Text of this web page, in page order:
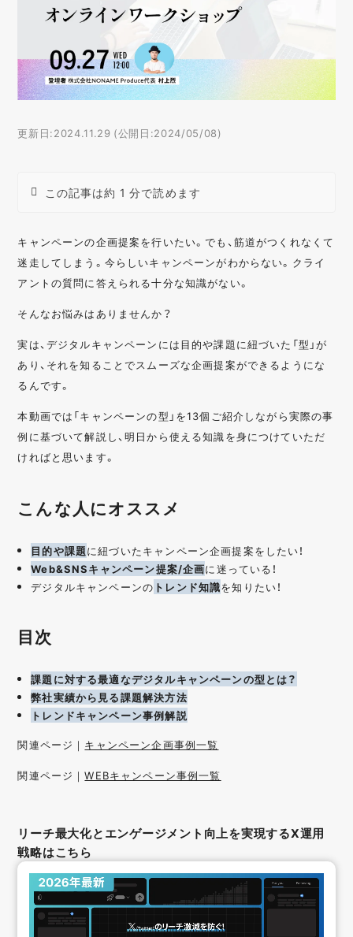
更新日:2024.11.29 (公開日:2024/05/08)
この記事は約 1 分で読めます
キャンペーンの企画提案を行いたい。でも、筋道がつくれなくて
迷走してしまう。今らしいキャンペーンがわからない。クライ
アントの質問に答えられる十分な知識がない。
そんなお悩みはありませんか？
実は、デジタルキャンペーンには目的や課題に紐づいた「型」が
あり、それを知ることでスムーズな企画提案ができるようにな
るんです。
本動画では「キャンペーンの型」を13個ご紹介しながら実際の事
例に基づいて解説し、明日から使える知識を身につけていただ
ければと思います。
こんな人にオススメ
目的や課題に紐づいたキャンペーン企画提案をしたい！
Web&SNSキャンペーン提案/企画に迷っている！
デジタルキャンペーンの トレンド知識を知りたい！
目次
課題に対する最適なデジタルキャンペーンの型とは？
弊社実績から見る課題解決方法
トレンドキャンペーン事例解説
関連ページ｜ キャンペーン企画事例一覧
関連ページ｜WEBキャンペーン事例一覧
リーチ最大化とエンゲージメント向上を実現するX運用
戦略はこちら